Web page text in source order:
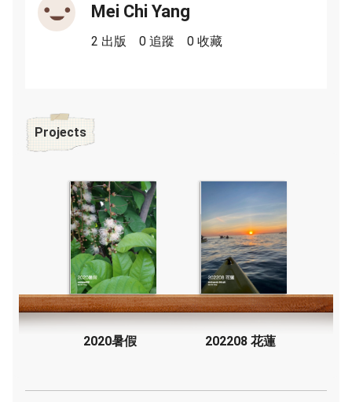
Mei Chi Yang
2 出版 0 追蹤 0 收藏
Projects
2020暑假 202208 花蓮